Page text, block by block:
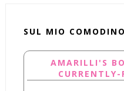
SUL MIO COMODINO
AMARILLI'S
CURRENTLY-